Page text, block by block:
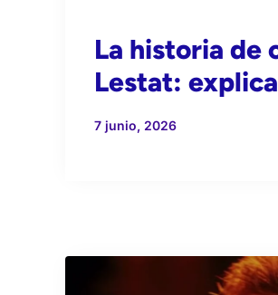
La historia de
Lestat:
7 junio, 2026